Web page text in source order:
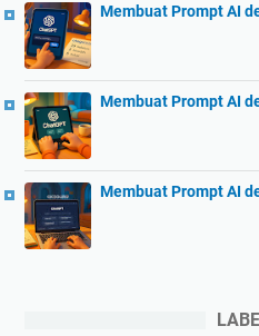
Membuat Prompt AI
Membuat Prompt AI
Membuat Prompt AI